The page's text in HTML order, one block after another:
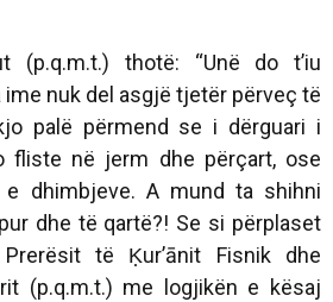
(p.q.m.t.) thotë: “Unë do t’iu
ime nuk del asgjë tjetër përveç të
palë përmend se i dërguari i
fliste në jerm dhe përçart, ose
dhimbjeve. A mund ta shihni
dhe të qartë?! Se si përplaset
të Ḳur’ānit Fisnik dhe
(p.q.m.t.) me logjikën e kësaj